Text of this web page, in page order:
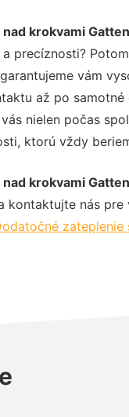
krokvami
precíznosti?
vám
až po samotné
nielen počas
ktorú vždy
krokvami
kontaktujte nás